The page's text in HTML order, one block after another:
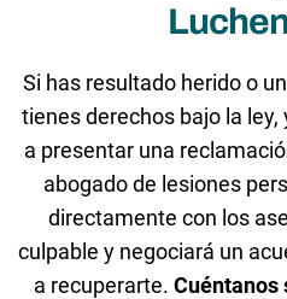
Si has resultado herido o
tienes derechos bajo la
a presentar una
abogado de lesiones
directamente con los
culpable y negociará un
a recuperarte. Cuéntanos